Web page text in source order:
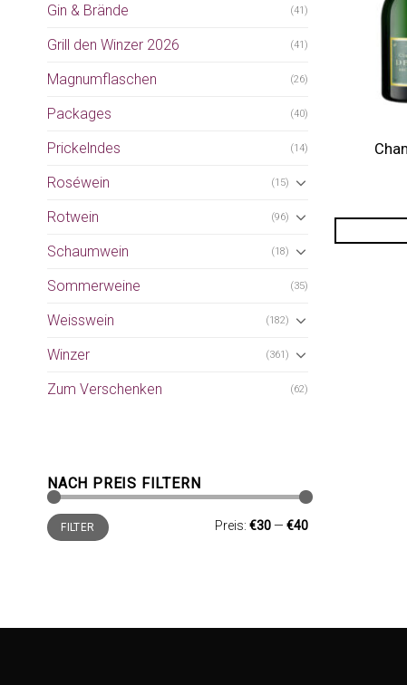
Gin & Brände (41)
Grill den Winzer 2026 (41)
Magnumflaschen (26)
Packages (40)
Prickelndes (14)
Roséwein (15)
Rotwein (96)
Schaumwein (18)
Sommerweine (35)
Weisswein (182)
Winzer (361)
Zum Verschenken (62)
NACH PREIS FILTERN
Min.
Preis
Max.
PreisFILTER Preis: €30— €40